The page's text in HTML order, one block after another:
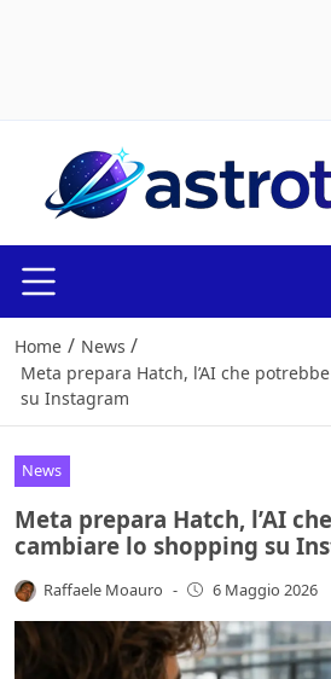
Home / News /
Meta prepara Hatch, l’AI che
su Instagram
News
Meta prepara Hatch, l’AI
cambiare lo shopping su
Raffaele Moauro - 6 Maggio 2026